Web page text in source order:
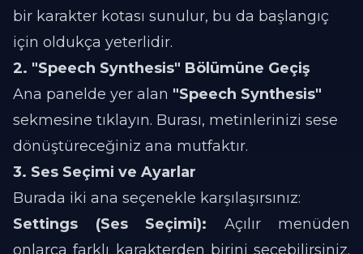
bir karakter kotası sunulur, bu da başlangıç
için oldukça yeterlidir.
2. "Speech Synthesis" Bölümüne Geçiş
Ana panelde yer alan "Speech Synthesis"
sekmesine tıklayın. Burası, metinlerinizi sese
dönüştüreceğiniz ana mutfaktır.
3. Ses Seçimi ve Ayarlar
Burada iki ana seçenekle karşılaşırsınız:
Settings (Ses Seçimi): Açılır menüden
onlarca farklı karakterden birini seçebilirsiniz.